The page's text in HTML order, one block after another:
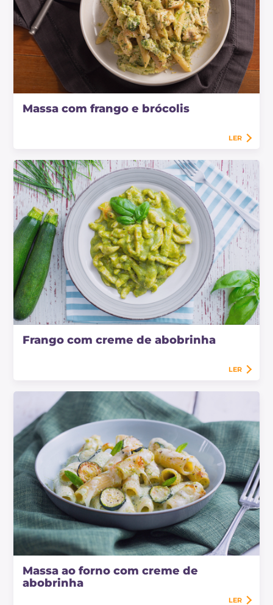
Massa com frango e brócolis
LER
Frango com creme de abobrinha
LER
Massa ao forno com creme de
abobrinha
LER